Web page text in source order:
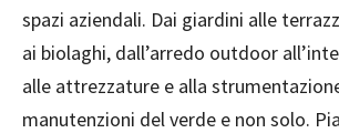
spazi aziendali. Dai giardini alle
ai biolaghi, dall’arredo outdoor
alle attrezzature e alla
manutenzioni del verde e non solo.